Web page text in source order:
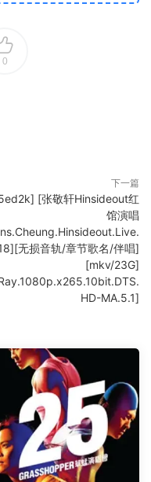
0
下一篇
[张敬轩Hinsideout红
馆演唱
无损音轨/章节歌名/伴唱]
[mkv/23G]
HD-MA.5.1]